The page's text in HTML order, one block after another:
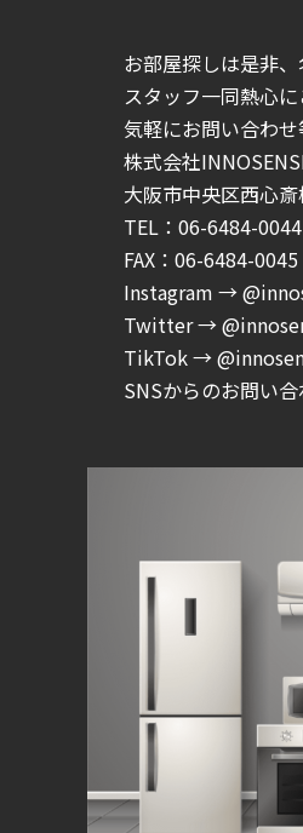
お部屋探しは是非、
スタッフ一同熱心に
気軽にお問い合わ
株式会社
大阪市中央区西心
TEL：06-6484-0044
FAX：06-6484-0045
Instagram →
Twitter →
TikTok →
SNSからのお問い